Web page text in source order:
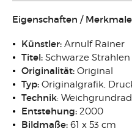
Eigenschaften /
Künstler: Arnulf Rainer
Titel: Schwarze Strahlen
Originalität: Original
Typ: Originalgrafik,
Technik:
Entstehung: 2000
Bildmaße: 61 x 53 cm